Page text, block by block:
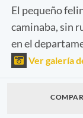
El pequeño
caminaba, sin
en el
Ver galería